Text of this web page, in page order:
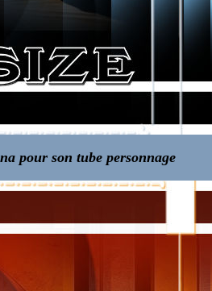
pour son tube personnage